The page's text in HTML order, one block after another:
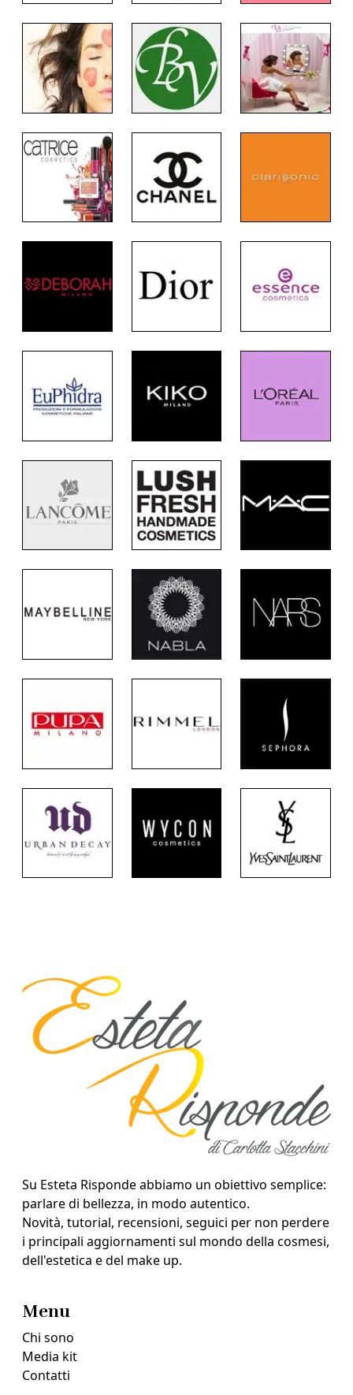
Su Esteta Risponde abbiamo un obiettivo semplice:
parlare di bellezza, in modo autentico.
Novità, tutorial, recensioni, seguici per non perdere
i principali aggiornamenti sul mondo della cosmesi,
dell'estetica e del make up.
Menu
Chi sono
Media kit
Contatti